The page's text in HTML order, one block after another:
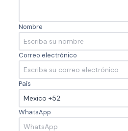
Nombre
Correo electrónico
País
WhatsApp